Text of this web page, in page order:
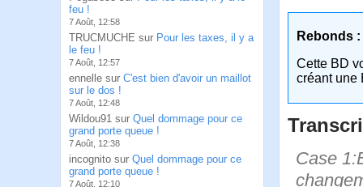
feu !
7 Août, 12:58
TRUCMUCHE sur Pour les taxes, il y a
le feu !
7 Août, 12:57
ennelle sur C'est bien d'avoir un maillot
sur le dos !
7 Août, 12:48
Wildou91 sur Quel dommage pour ce
grand porte queue !
7 Août, 12:38
incognito sur Quel dommage pour ce
grand porte queue !
7 Août, 12:10
Rebonds :
Cette BD
créant une
Case